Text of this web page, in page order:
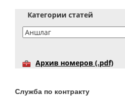
Категории статей
Архив номеров (.pdf)
Служба по контракту